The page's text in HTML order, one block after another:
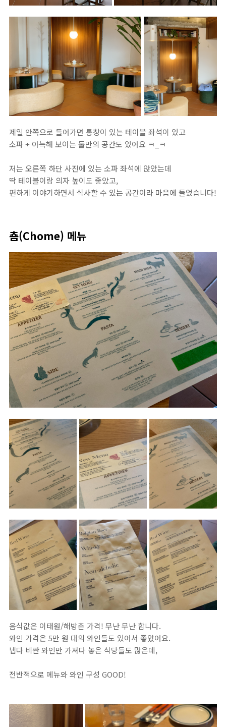
제일 안쪽으로 들어가면 통창이 있는 테이블 좌석이 있고
소파 + 아늑해 보이는 둘만의 공간도 있어요 ㅋ_ㅋ
저는 오른쪽 하단 사진에 있는 소파 좌석에 앉았는데
딱 테이블이랑 의자 높이도 좋았고,
편하게 이야기하면서 식사할 수 있는 공간이라 마음에 들었습니다!
춈(Chome) 메뉴
음식값은 이태원/해방촌 가격! 무난 무난 합니다.
와인 가격은 5만 원 대의 와인들도 있어서 좋았어요.
냅다 비싼 와인만 가져다 놓은 식당들도 많은데,
전반적으로 메뉴와 와인 구성 GOOD!